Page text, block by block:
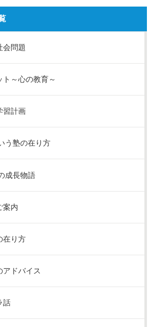
会問題
ト～心の教育～
習計画
う塾の在り方
成長物語
案内
在り方
アドバイス
話